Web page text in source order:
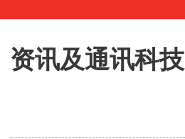
资讯及通讯科技